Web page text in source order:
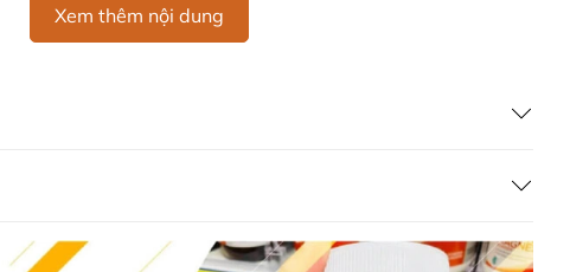
Dễ dàng thẩm thấu, không gây nhờn rít – phù hợp sử dụng
da nhạy cảm.
Wrinkle Kem dưỡng chống lão hóa ban đêm
Caprylic/Capric Triglyceride, Butyrospermum Parkii
Triisostearin, Squalane, Macadamia Integrifolia
Xem thêm nội dung